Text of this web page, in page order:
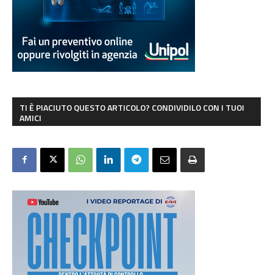
TI È PIACIUTO QUESTO ARTICOLO? CONDIVIDILO CON I TUOI
AMICI